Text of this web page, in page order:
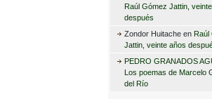
Raúl Gómez Jattin,
después
Zondor Huitacheen Raúl
Jattin, veinte años
PEDRO GRANADOS
Los poemas de Marcelo
del Río